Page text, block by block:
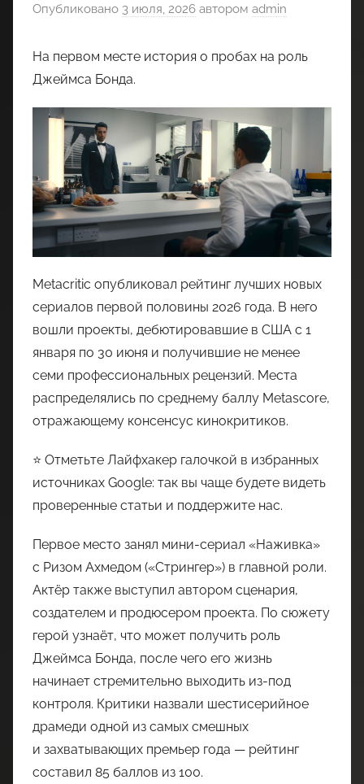
Опубликовано 3 июля, 2026 автором admin
На первом месте история о пробах на роль
Джеймса Бонда.
Metacritic опубликовал рейтинг лучших новых
сериалов первой половины 2026 года. В него
вошли проекты, дебютировавшие в США с 1
января по 30 июня и получившие не менее
семи профессиональных рецензий. Места
распределялись по среднему баллу Metascore,
отражающему консенсус кинокритиков.
⭐ Отметьте Лайфхакер галочкой в избранных
источниках Google: так вы чаще будете видеть
проверенные статьи и поддержите нас.
Первое место занял мини-сериал «Наживка»
с Ризом Ахмедом («Стрингер») в главной роли.
Актёр также выступил автором сценария,
создателем и продюсером проекта. По сюжету
герой узнаёт, что может получить роль
Джеймса Бонда, после чего его жизнь
начинает стремительно выходить из-под
контроля. Критики назвали шестисерийное
драмеди одной из самых смешных
и захватывающих премьер года — рейтинг
составил 85 баллов из 100.